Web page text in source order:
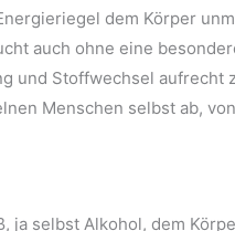
dem Körper
auch ohne eine
und Stoffwechsel aufrecht
Menschen selbst ab,
ja selbst Alkohol, dem